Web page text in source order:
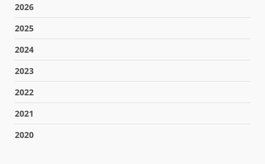
2026
2025
2024
2023
2022
2021
2020